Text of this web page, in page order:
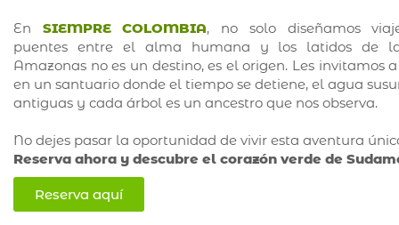
En SIEMPRE COLOMBIA, no solo diseñamos
puentes entre el alma humana y los latidos de
Amazonas no es un destino, es el origen. Les invitamos
en un santuario donde el tiempo se detiene, el agua
antiguas y cada árbol es un ancestro que nos observa.
No dejes pasar la oportunidad de vivir esta aventura
Reserva ahora y descubre el corazón verde de
Reserva aquí